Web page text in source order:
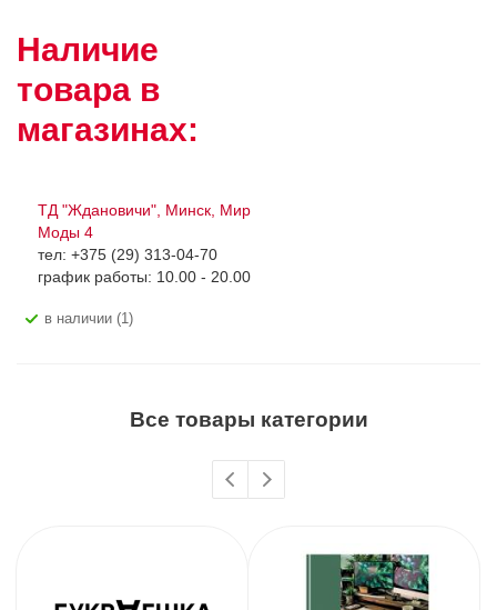
Наличие
товара в
магазинах:
ТД "Ждановичи", Минск, Мир
Моды 4
тел: +375 (29) 313-04-70
график работы: 10.00 - 20.00
В наличии (1)
Все товары категории